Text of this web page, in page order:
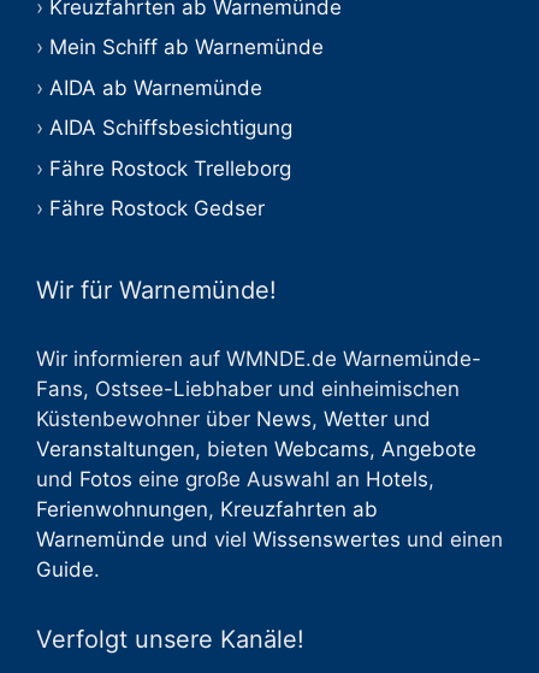
Kreuzfahrten ab Warnemünde
Mein Schiff ab Warnemünde
AIDA ab Warnemünde
AIDA Schiffsbesichtigung
Fähre Rostock Trelleborg
Fähre Rostock Gedser
Wir für Warnemünde!
Wir informieren auf WMNDE.de Warnemünde-
Fans, Ostsee-Liebhaber und einheimischen
Küstenbewohner über News, Wetter und
Veranstaltungen, bieten Webcams, Angebote
und Fotos eine große Auswahl an Hotels,
Ferienwohnungen, Kreuzfahrten ab
Warnemünde und viel Wissenswertes und einen
Guide.
Verfolgt unsere Kanäle!